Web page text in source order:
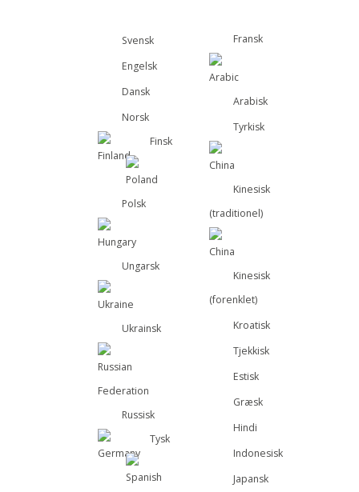
Svensk
Engelsk
Dansk
Norsk
Finsk
Polsk
Ungarsk
Ukrainsk
Russisk
Tysk
Fransk
Arabisk
Tyrkisk
Kinesisk
(traditionel)
Kinesisk
(forenklet)
Kroatisk
Tjekkisk
Estisk
Græsk
Hindi
Indonesisk
Japansk